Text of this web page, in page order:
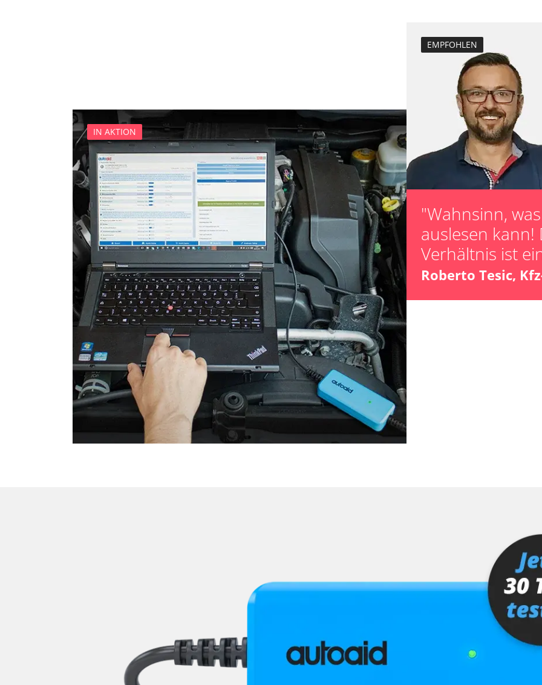
Motorsteuerung (EMS)
Motorsteuerung 2 (EMS)
Niveauregulierung
Reifendruckkontrolle (RDK)
Rückfahrkamera
Servolenkung
Sitzbelegungserkennung (OCM)
Sitzpositionsspeicher Beifahrer
Sitzpositionsspeicher Fahrer
Spurwechselassistent
Stand-/Zusatzheizung
Start Authentifikation
Türsteuergerät hinten links
Türsteuergerät hinten rechts
Türsteuergerät vorne links
Türsteuergerät vorne rechts
Verbaute Steuergeräte
Verteilergetriebe
Wischersteuerung
Zentralelektronik
Injektor
Lamdasonde
Kalibrierung
Parkbremse in
Kalibrierung
Steuergerät
IN AKTION
EMPFOHLEN
"Wahnsinn,
auslesen kann!
Verhältnis ist
Roberto Tesic,